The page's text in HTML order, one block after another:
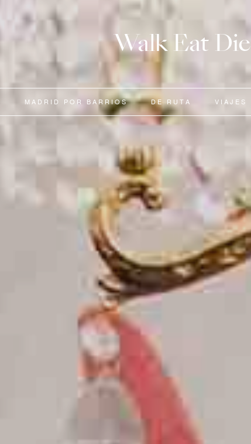
Walk Eat Die
MADRID POR BARRIOS DE RUTA VIAJES